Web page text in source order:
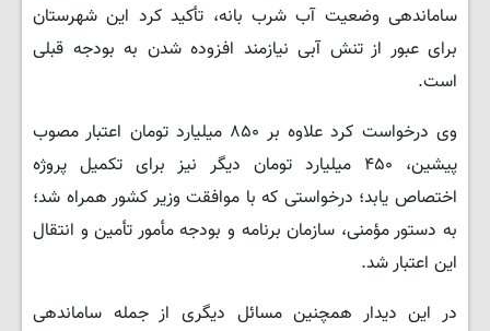
ساماندهی وضعیت آب شرب بانه، تأکید کرد این شهرستان
برای عبور از تنش آبی نیازمند افزوده شدن به بودجه قبلی
است.
وی درخواست کرد علاوه بر ۸۵۰ میلیارد تومان اعتبار مصوب
پیشین، ۴۵۰ میلیارد تومان دیگر نیز برای تکمیل پروژه
اختصاص یابد؛ درخواستی که با موافقت وزیر کشور همراه شد؛
به دستور مؤمنی، سازمان برنامه و بودجه مأمور تأمین و انتقال
این اعتبار شد.
در این دیدار همچنین مسائل دیگری از جمله ساماندهی